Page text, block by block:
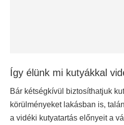
Így élünk mi kutyákkal
Bár kétségkívül biztosíthatjuk
körülményeket lakásban is,
a vidéki kutyatartás előnyeit a